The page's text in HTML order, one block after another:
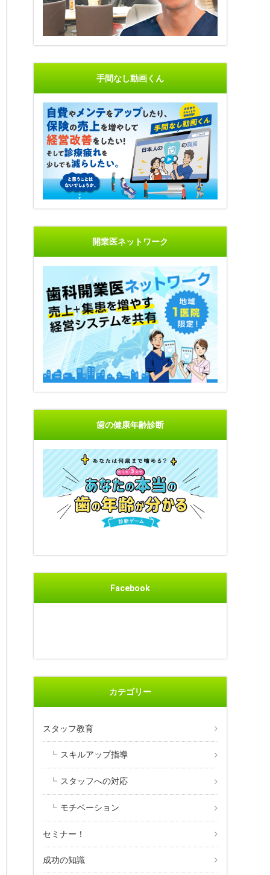
手間なし動画くん
開業医ネットワーク
歯の健康年齢診断
Facebook
カテゴリー
スタッフ教育
スキルアップ指導
スタッフへの対応
モチベーション
セミナー！
成功の知識